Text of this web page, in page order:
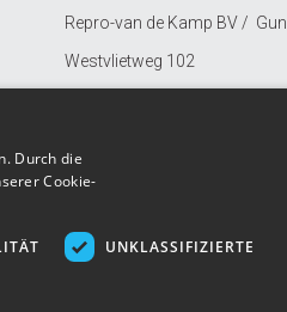
Repro-van de Kamp BV /
Westvlietweg 102
Durch die
Cookie-
UNKLASSIFIZIERTE